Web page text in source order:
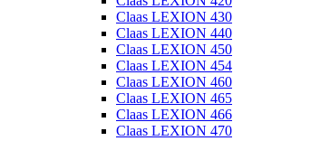
Claas LEXION 430
Claas LEXION 440
Claas LEXION 450
Claas LEXION 454
Claas LEXION 460
Claas LEXION 465
Claas LEXION 466
Claas LEXION 470